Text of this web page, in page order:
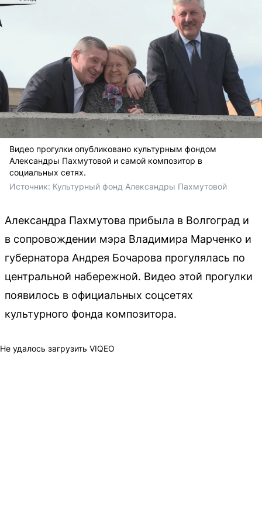
Видео прогулки опубликовано культурным фондом
Александры Пахмутовой и самой композитор в
социальных сетях.
Источник: Культурный фонд Александры Пахмутовой
Александра Пахмутова прибыла в Волгоград и
в сопровождении мэра Владимира Марченко и
губернатора Андрея Бочарова прогулялась по
центральной набережной. Видео этой прогулки
появилось в официальных соцсетях
культурного фонда композитора.
Не удалось загрузить VIQEO